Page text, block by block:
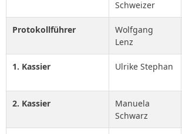
Schweizer
Protokollführer
Wolfgang
Lenz
1. Kassier Ulrike Stephan
2. Kassier
Manuela
Schwarz